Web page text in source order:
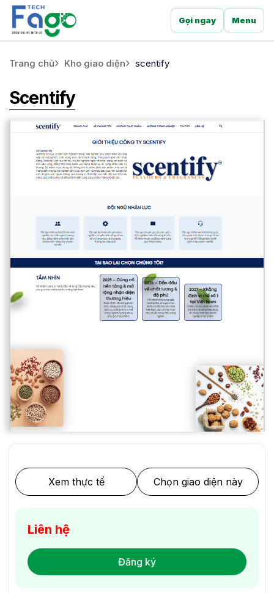
Gọi ngay Menu
Trang chủ Kho giao diện scentify
Scentify
Xem thực tế Chọn giao diện này
Liên hệ
Đăng ký